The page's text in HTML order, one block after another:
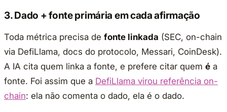
3. Dado + fonte primária em cada afirmação
Toda métrica precisa de fonte linkada (SEC, on-chain
via DefiLlama, docs do protocolo, Messari, CoinDesk).
A IA cita quem linka a fonte, e prefere citar quem é a
fonte. Foi assim que a DefiLlama virou referência on-
chain: ela não comenta o dado, ela é o dado.